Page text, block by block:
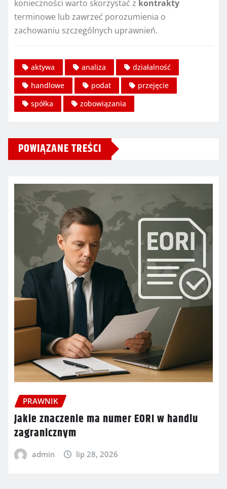
konieczności warto skorzystać z kontrakty
terminowe lub zawrzeć porozumienia o
zachowaniu szczególnych uprawnień.
aktywa analiza
działalność
handlowe
podat
przejęcie
spółka
zobowiązania
POWIĄZANE TREŚCI
PRAWNIK
Jakie znaczenie ma numer EORI w handlu
zagranicznym
admin lip 28, 2026